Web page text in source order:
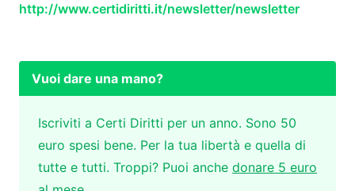
http://www.certidiritti.it/newsletter/newsletter
Vuoi dare una mano?
Iscriviti a Certi Diritti per un anno. Sono 50
euro spesi bene. Per la tua libertà e quella di
tutte e tutti. Troppi? Puoi anche donare 5 euro